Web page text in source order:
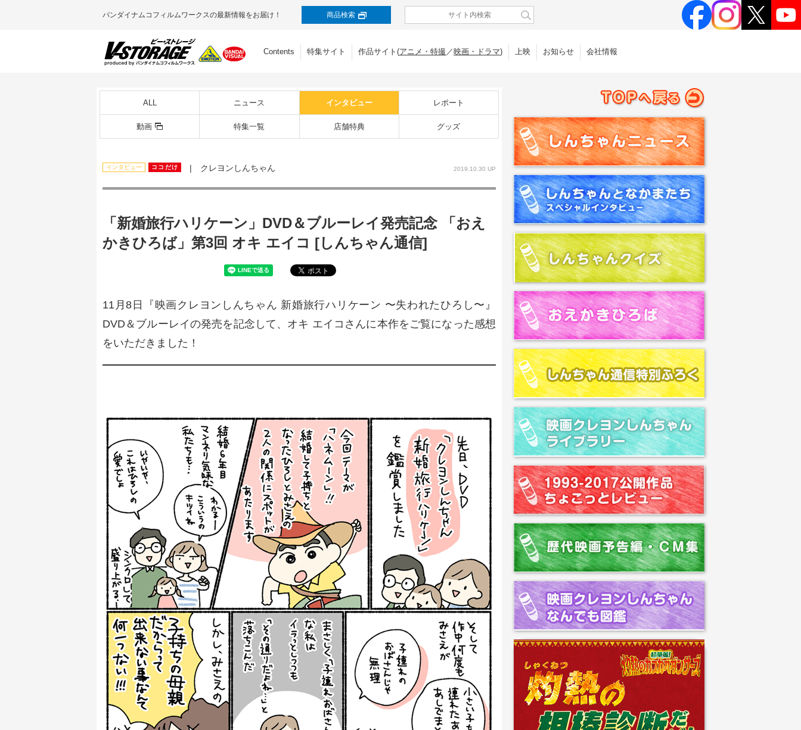
バンダイナムコフィルムワークスの最新情報をお届け！ 商品検索
Contents 特集サイト 作品サイト(アニメ・特撮／映画・ドラマ) 上映 お知らせ 会社情報
ALL ニュース インタビュー レポート
動画 特集一覧 店舗特典 グッズ
インタビュー ココだけ | クレヨンしんちゃん 2019.10.30 UP
「新婚旅行ハリケーン」DVD＆ブルーレイ発売記念 「おえ
かきひろば」第3回 オキ エイコ [しんちゃん通信]
11月8日『映画クレヨンしんちゃん 新婚旅行ハリケーン 〜失われたひろし〜』
DVD＆ブルーレイの発売を記念して、オキ エイコさんに本作をご覧になった感想
をいただきました！